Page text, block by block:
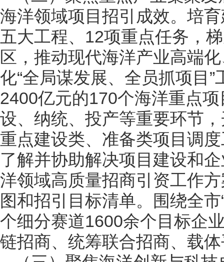
海洋领域项目招引成效。培
五大工程、12项重点任务，
区，推动现代海洋产业高端
化“全局谋发展、全员抓项目
2400亿元的170个海洋重点
设、纳统、投产等重要环节
重点建设类、准备类项目调
了解并协助解决项目建设和
洋领域高质量招商引资工作
图和招引目标清单。围绕全
个细分赛道1600余个目标企
链招商、统筹联合招商、载